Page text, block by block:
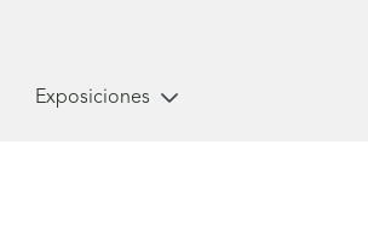
Exposiciones